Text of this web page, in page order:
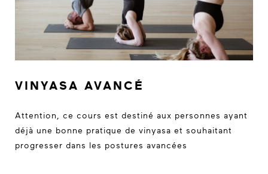
VINYASA AVANCÉ
Attention, ce cours est destiné aux personnes ayant
déjà une bonne pratique de vinyasa et souhaitant
progresser dans les postures avancées